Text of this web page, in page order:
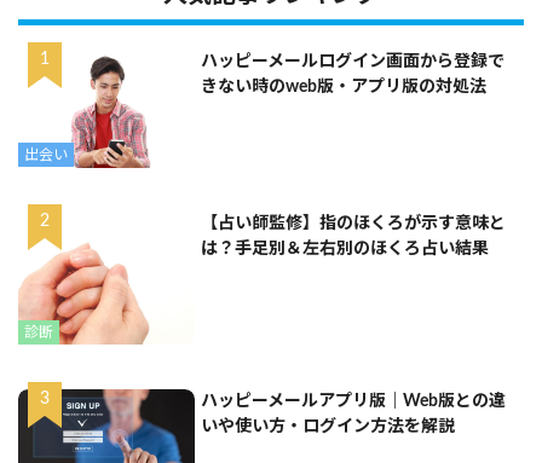
出会い
ハッピーメールログイン画面から登録で
きない時のweb版・アプリ版の対処法
診断
【占い師監修】指のほくろが示す意味と
は？手足別＆左右別のほくろ占い結果
ハッピーメールアプリ版｜Web版との違
いや使い方・ログイン方法を解説